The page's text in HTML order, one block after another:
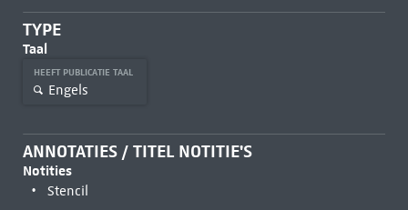
TYPE
Taal
HEEFT PUBLICATIE TAAL
Engels
ANNOTATIES / TITEL NOTITIE'S
Notities
Stencil